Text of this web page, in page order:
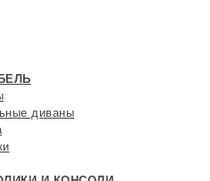
диваны